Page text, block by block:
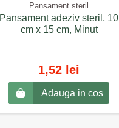
Pansament steril
Pansament adeziv steril, 10
cm x 15 cm, Minut
1,52 lei
Adauga in cos